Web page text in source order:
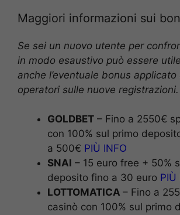
Maggiori informazioni sui
Se sei un nuovo utente per
in modo esaustivo può essere
anche l’eventuale bonus
operatori sulle nuove registrazioni.
GOLDBET – Fino a 2550€
con 100% sul primo
a 500€ PIÙ INFO
SNAI – 15 euro free + 50%
deposito fino a 30 euro PIÙ
LOTTOMATICA – Fino a
casinò con 100% sul primo